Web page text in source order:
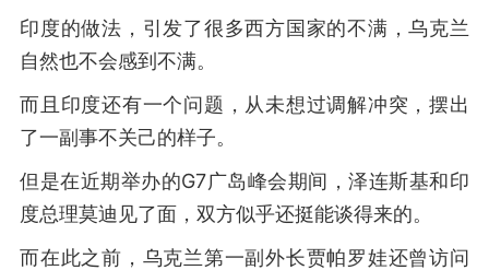
印度的做法，引发了很多西方国家的不满，乌克兰
自然也不会感到不满。
而且印度还有一个问题，从未想过调解冲突，摆出
了一副事不关己的样子。
但是在近期举办的G7广岛峰会期间，泽连斯基和印
度总理莫迪见了面，双方似乎还挺能谈得来的。
而在此之前，乌克兰第一副外长贾帕罗娃还曾访问